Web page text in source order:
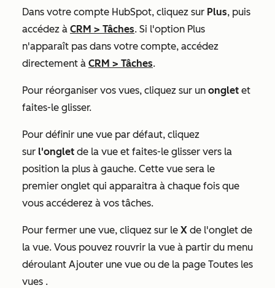
Dans votre compte HubSpot, cliquez sur Plus, puis
accédez à CRM > Tâches. Si l'option Plus
n'apparaît pas dans votre compte, accédez
directement à CRM > Tâches.
Pour réorganiser vos vues, cliquez sur un onglet et
faites-le glisser.
Pour définir une vue par défaut, cliquez
sur l'onglet de la vue et faites-le glisser vers la
position la plus à gauche. Cette vue sera le
premier onglet qui apparaitra à chaque fois que
vous accéderez à vos tâches.
Pour fermer une vue, cliquez sur le X de l'onglet de
la vue. Vous pouvez rouvrir la vue à partir du menu
déroulant Ajouter une vue ou de la page Toutes les
vues .